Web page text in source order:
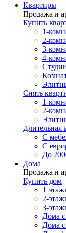
Квартиры
Продажа и
Купить
1-
2-
3-
4-
Студии
Снять
1-
2-
Длительная
С
С
До
Дома
Продажа и
Купить дом
1-
2-
3-
Дома с
Дома